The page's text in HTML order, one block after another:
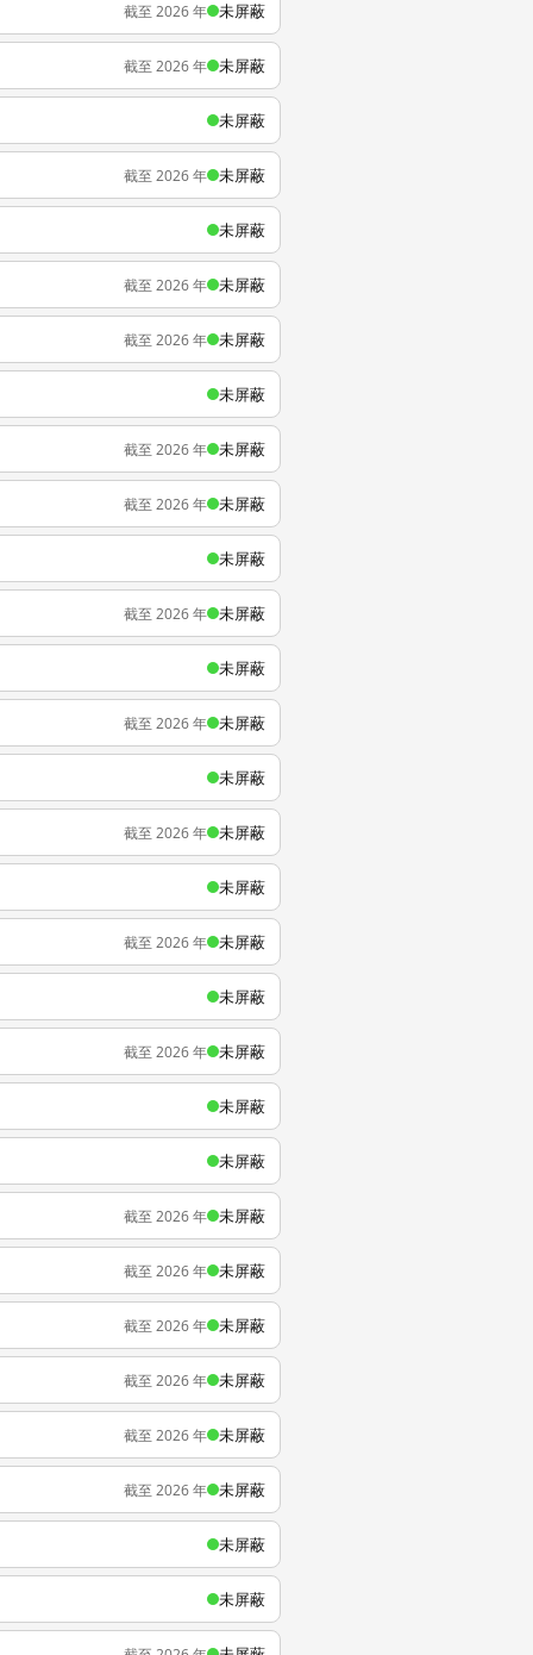
截至 2026 年 未屏蔽
截至 2026 年 未屏蔽
未屏蔽
截至 2026 年 未屏蔽
未屏蔽
截至 2026 年 未屏蔽
截至 2026 年 未屏蔽
未屏蔽
截至 2026 年 未屏蔽
截至 2026 年 未屏蔽
未屏蔽
截至 2026 年 未屏蔽
未屏蔽
截至 2026 年 未屏蔽
未屏蔽
截至 2026 年 未屏蔽
未屏蔽
截至 2026 年 未屏蔽
未屏蔽
截至 2026 年 未屏蔽
未屏蔽
未屏蔽
截至 2026 年 未屏蔽
截至 2026 年 未屏蔽
截至 2026 年 未屏蔽
截至 2026 年 未屏蔽
截至 2026 年 未屏蔽
截至 2026 年 未屏蔽
未屏蔽
未屏蔽